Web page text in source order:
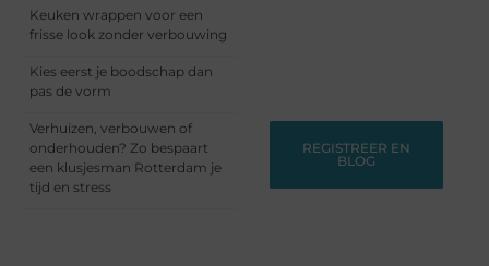
Keuken wrappen voor een
frisse look zonder verbouwing
Kies eerst je boodschap dan
pas de vorm
Verhuizen, verbouwen of
onderhouden? Zo bespaart
een klusjesman Rotterdam je
tijd en stress
REGISTREER EN
BLOG